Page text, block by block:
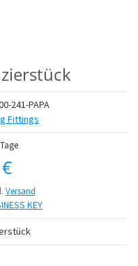
241-PAPA
Fittings
Versand
KEY